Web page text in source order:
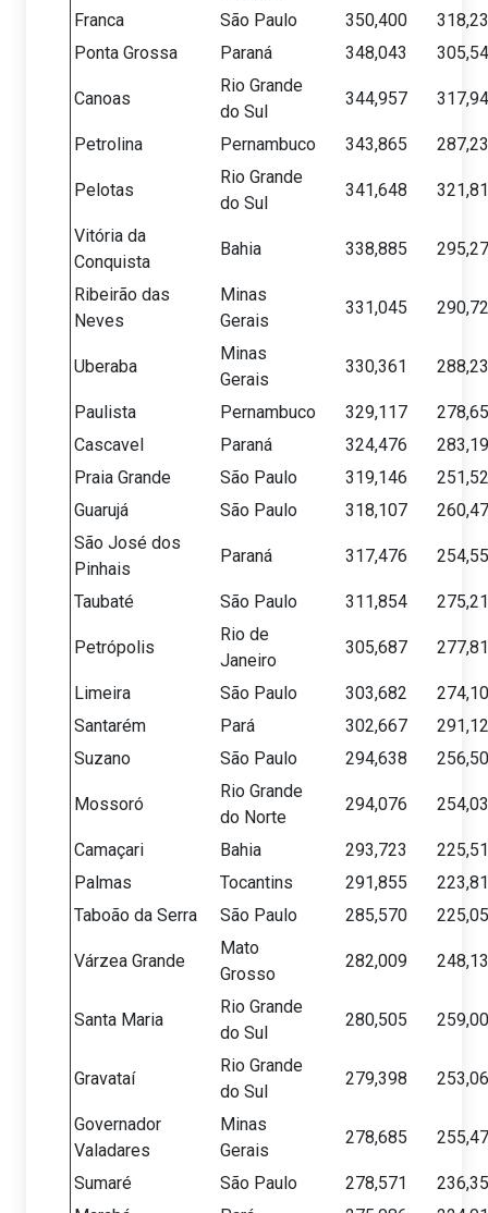
Franca São Paulo 350,400
Ponta Grossa
Paraná 348,043
Canoas
Rio Grande
do Sul
344,957
Petrolina Pernambuco 343,865
Pelotas
Rio Grande
do Sul
341,648
Vitória da
Conquista
Bahia 338,885
Ribeirão das
Neves
Minas
Gerais
331,045
Uberaba
Minas
Gerais
330,361
Paulista Pernambuco 329,117
Cascavel
Paraná 324,476
Praia Grande
São Paulo 319,146
Guarujá
São Paulo 318,107
São José dos
Pinhais
Paraná 317,476
Taubaté São Paulo 311,854
Petrópolis
Rio de
Janeiro
305,687
Limeira São Paulo 303,682
Santarém
Pará 302,667
Suzano
São Paulo 294,638
Mossoró
Rio Grande
do Norte
294,076
Camaçari Bahia 293,723
Palmas
Tocantins 291,855
Taboão da Serra
São Paulo 285,570
Várzea Grande
Mato
Grosso
282,009
Santa Maria
Rio Grande
do Sul
280,505
Gravataí
Rio Grande
do Sul
279,398
Governador
Valadares
Minas
Gerais
278,685
Sumaré São Paulo 278,571